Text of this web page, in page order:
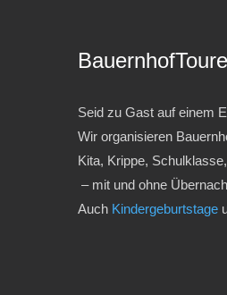
Seid zu Gast auf einem
Wir organisieren
Kita, Krippe,
– mit und ohne
Auch Kindergeburtstage